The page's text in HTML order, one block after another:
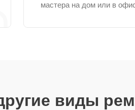
мастера на дом или в
виды